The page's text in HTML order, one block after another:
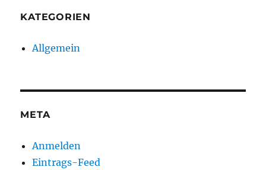
KATEGORIEN
Allgemein
META
Anmelden
Eintrags-Feed